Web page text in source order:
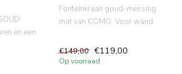
en een
Fonteinkraan goud-messing
mat van COMO. Voor wand
neop...
€149,00 €119,00
Op voorraad